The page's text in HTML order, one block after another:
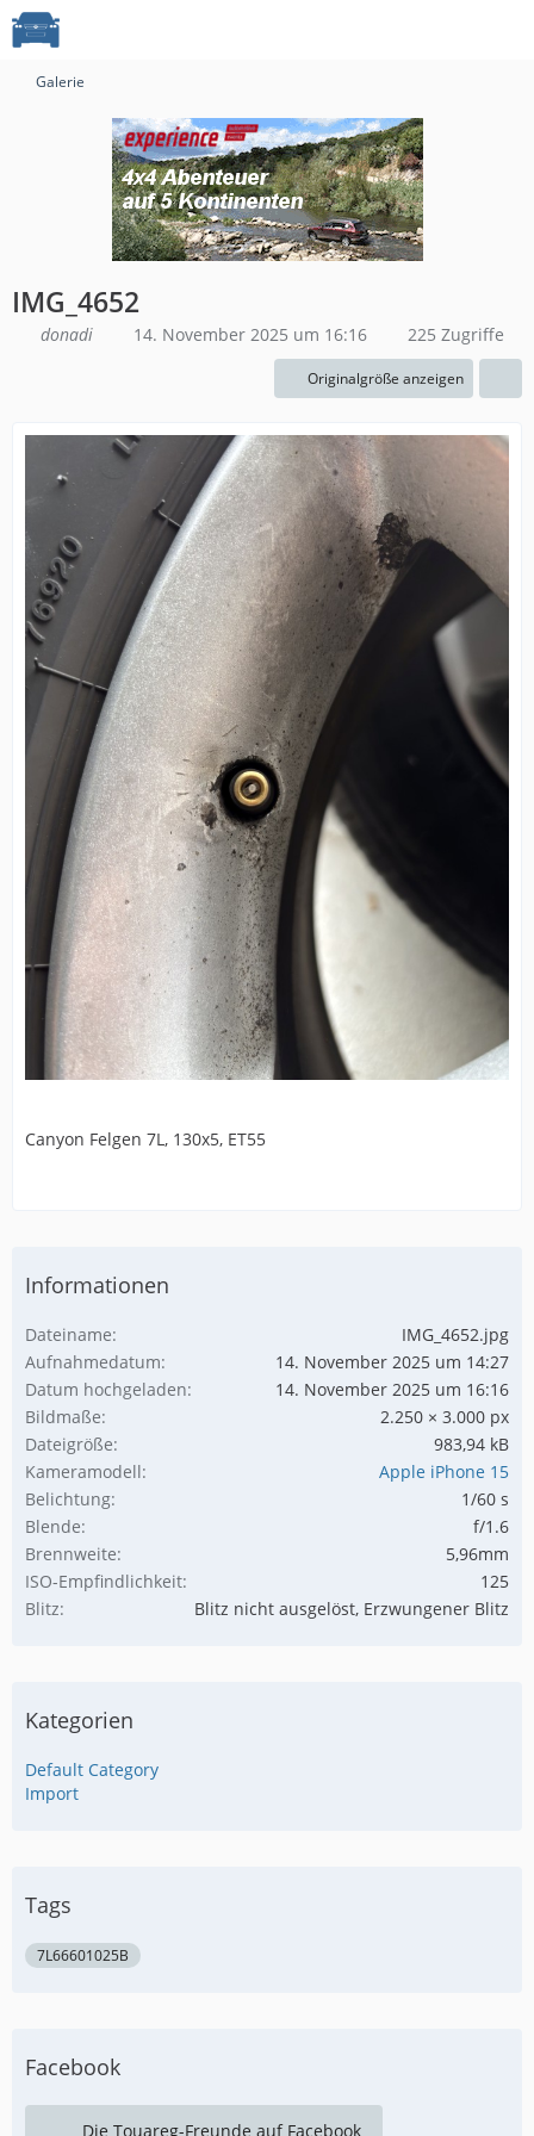
Galerie
IMG_4652
donadi 14. November 2025 um 16:16 225 Zugriffe
Originalgröße anzeigen
Canyon Felgen 7L, 130x5, ET55
Informationen
Dateiname
IMG_4652.jpg
Aufnahmedatum
14. November 2025 um 14:27
Datum hochgeladen
14. November 2025 um 16:16
Bildmaße
2.250 × 3.000 px
Dateigröße
983,94 kB
Kameramodell
Apple iPhone 15
Belichtung
1/60 s
Blende
f/1.6
Brennweite
5,96mm
ISO-Empfindlichkeit
125
Blitz
Blitz nicht ausgelöst, Erzwungener Blitz
Kategorien
Default Category
Import
Tags
7L66601025B
Facebook
Die Touareg-Freunde auf Facebook